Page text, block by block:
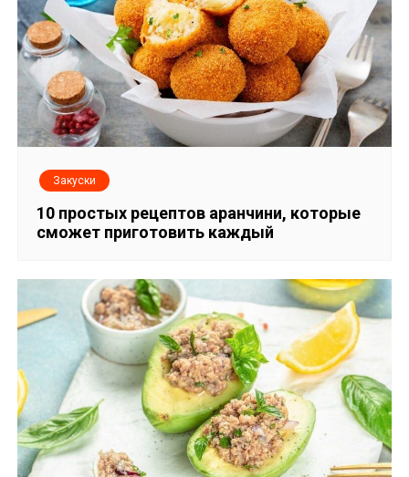
Закуски
10 простых рецептов аранчини, которые
сможет приготовить каждый